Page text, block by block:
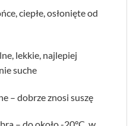
ciepłe, osłonięte od
lekkie, najlepiej
suche
– dobrze znosi suszę